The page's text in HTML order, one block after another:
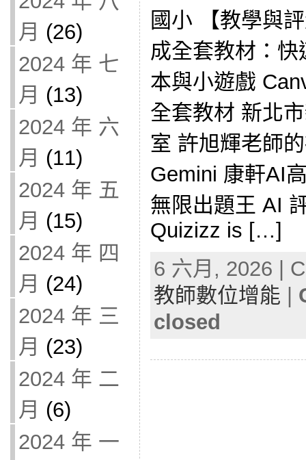
月 (26)
2024 年 七
月 (13)
2024 年 六
月 (11)
2024 年 五
月 (15)
2024 年 四
月 (24)
2024 年 三
月 (23)
2024 年 二
月 (6)
2024 年 一
國小 【教學與
成全套教材：
本與小遊戲
全套教材 新北
室 許旭輝老師
Gemini 康軒AI
無限出題王 AI
Quizizz is […]
6 六月, 2026 |
教師數位增能
closed